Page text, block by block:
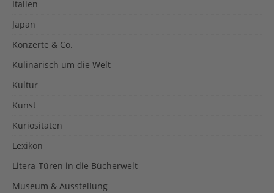
Italien
Japan
Konzerte & Co.
Kulinarisch um die Welt
Kultur
Kunst
Kuriositäten
Lexikon
Litera-Türen in die Bücherwelt
Museum & Ausstellung